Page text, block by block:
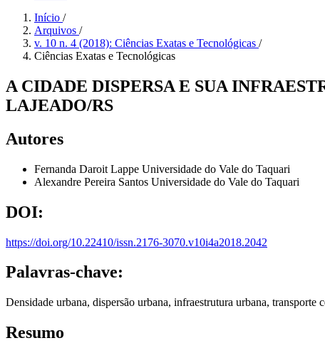
Início /
Arquivos /
v. 10 n. 4 (2018): Ciências Exatas e Tecnológicas /
Ciências Exatas e Tecnológicas
A CIDADE DISPERSA E SUA
LAJEADO/RS
Autores
Fernanda Daroit Lappe Universidade do Vale do Taquari
Alexandre Pereira Santos Universidade do Vale do Taquari
DOI:
https://doi.org/10.22410/issn.2176-3070.v10i4a2018.2042
Palavras-chave:
Densidade urbana, dispersão urbana, infraestrutura urbana, transporte
Resumo